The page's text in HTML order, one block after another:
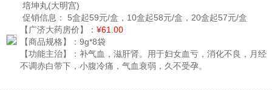
培坤丸(大明宫)
促销信息：
5盒起59元/盒，10盒起58元/盒，20盒起57元/盒
【广济大药房价】： ¥61.00
【商品规格】： 9g*8袋
【功能主治】： 补气血，滋肝肾。用于妇女血亏，消化不良，月经
不调赤白带下，小腹冷痛，气血衰弱，久不受孕。